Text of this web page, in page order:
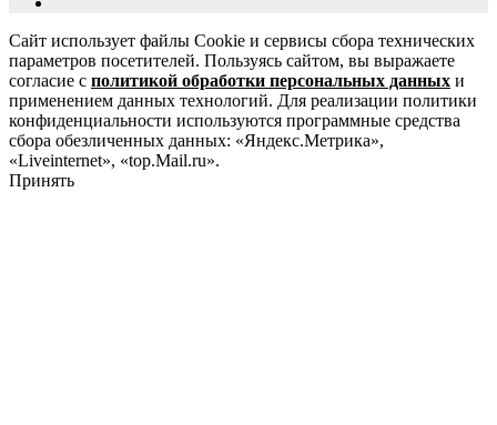
Сайт использует файлы Cookie и сервисы сбора технических
параметров посетителей. Пользуясь сайтом, вы выражаете
согласие с политикой обработки персональных данных и
применением данных технологий. Для реализации политики
конфиденциальности используются программные средства
сбора обезличенных данных: «Яндекс.Метрика»,
«Liveinternet», «top.Mail.ru».
Принять